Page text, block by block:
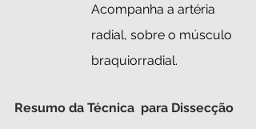
Acompanha a artéria
radial, sobre o músculo
braquiorradial.
Resumo da Técnica  para Dissecção